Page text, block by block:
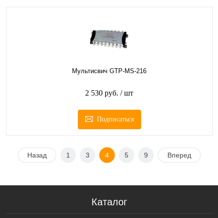
Мультисвич GTP-MS-216
2 530 руб. / шт
Подписаться
Назад 1 3 4 5 9 Вперед
Каталог